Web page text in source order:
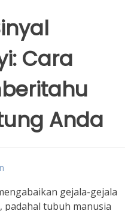
Cara
Anda
gejala-gejala
padahal tubuh manusia